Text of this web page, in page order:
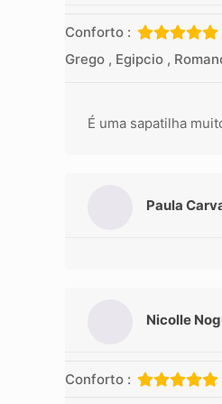
Conforto :
Grego , Egipcio ,
É uma sapatilha
Paula
Nicolle
Conforto :